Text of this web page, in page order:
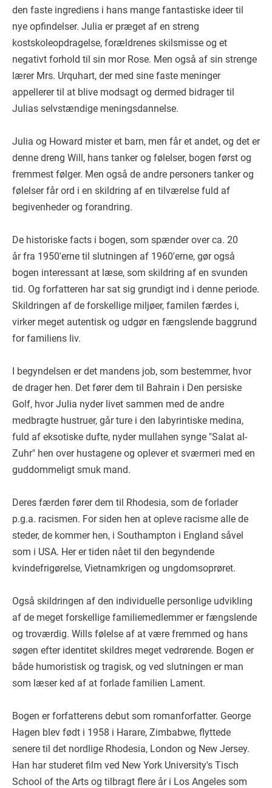
den faste ingrediens i hans mange fantastiske ideer til
nye opfindelser. Julia er præget af en streng
kostskoleopdragelse, forældrenes skilsmisse og et
negativt forhold til sin mor Rose. Men også af sin strenge
lærer Mrs. Urquhart, der med sine faste meninger
appellerer til at blive modsagt og dermed bidrager til
Julias selvstændige meningsdannelse.
Julia og Howard mister et barn, men får et andet, og det er
denne dreng Will, hans tanker og følelser, bogen først og
fremmest følger. Men også de andre personers tanker og
følelser får ord i en skildring af en tilværelse fuld af
begivenheder og forandring.
De historiske facts i bogen, som spænder over ca. 20
år fra 1950'erne til slutningen af 1960'erne, gør også
bogen interessant at læse, som skildring af en svunden
tid. Og forfatteren har sat sig grundigt ind i denne periode.
Skildringen af de forskellige miljøer, familen færdes i,
virker meget autentisk og udgør en fængslende baggrund
for familiens liv.
I begyndelsen er det mandens job, som bestemmer, hvor
de drager hen. Det fører dem til Bahrain i Den persiske
Golf, hvor Julia nyder livet sammen med de andre
medbragte hustruer, går ture i den labyrintiske medina,
fuld af eksotiske dufte, nyder mullahen synge "Salat al-
Zuhr" hen over hustagene og oplever et sværmeri med en
guddommeligt smuk mand.
Deres færden fører dem til Rhodesia, som de forlader
p.g.a. racismen. For siden hen at opleve racisme alle de
steder, de kommer hen, i Southampton i England såvel
som i USA. Her er tiden nået til den begyndende
kvindefrigørelse, Vietnamkrigen og ungdomsoprøret.
Også skildringen af den individuelle personlige udvikling
af de meget forskellige familiemedlemmer er fængslende
og troværdig. Wills følelse af at være fremmed og hans
søgen efter identitet skildres meget vedrørende. Bogen er
både humoristisk og tragisk, og ved slutningen er man
som læser ked af at forlade familien Lament.
Bogen er forfatterens debut som romanforfatter. George
Hagen blev født i 1958 i Harare, Zimbabwe, flyttede
senere til det nordlige Rhodesia, London og New Jersey.
Han har studeret film ved New York University's Tisch
School of the Arts og tilbragt flere år i Los Angeles som